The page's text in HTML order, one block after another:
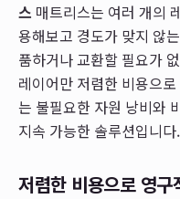
스 매트리스는 여러 개의
용해보고 경도가 맞지 않
품하거나 교환할 필요가
레이어만 저렴한 비용으
는 불필요한 자원 낭비와
지속 가능한 솔루션입니다.
저렴한 비용으로 영